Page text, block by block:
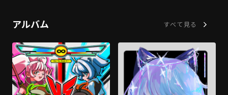
アルバム すべて見る